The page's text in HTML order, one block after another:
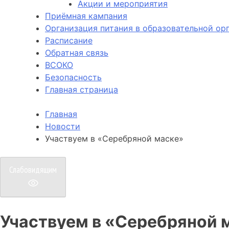
Акции и мероприятия
Приёмная кампания
Организация питания в образовательной
Расписание
Обратная связь
ВСОКО
Безопасность
Главная страница
Главная
Новости
Участвуем в «Серебряной маске»
Слабовидящим
Участвуем в «Серебряной